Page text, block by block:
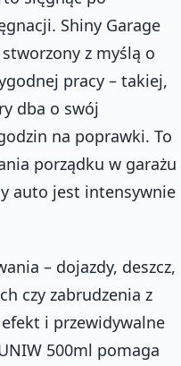
Shiny Garage
z myślą o
pracy – takiej,
dba o swój
na poprawki. To
porządku w garażu
auto jest intensywnie
– dojazdy, deszcz,
czy zabrudzenia z
i przewidywalne
500ml pomaga